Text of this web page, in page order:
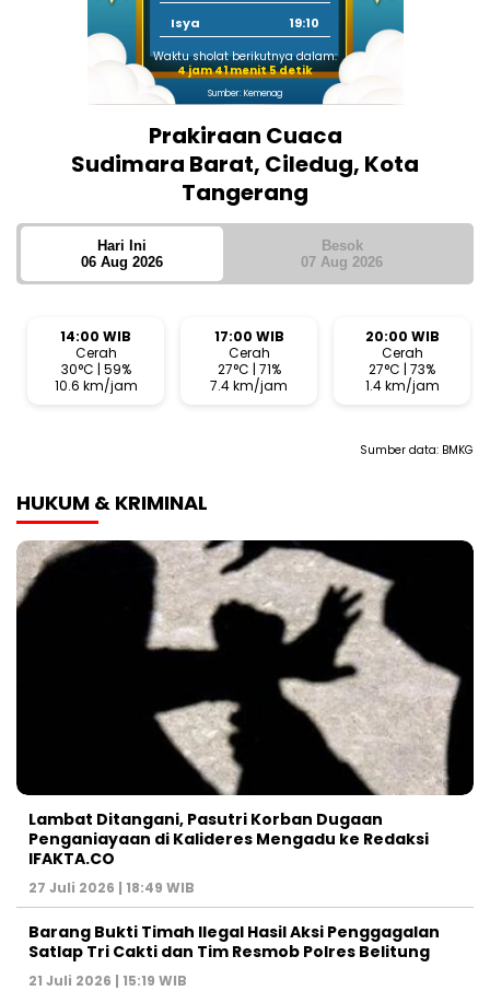
Isya
19:10
Waktu sholat berikutnya dalam:
4 jam 41 menit 4 detik
Sumber: Kemenag
Prakiraan Cuaca
Sudimara Barat, Ciledug, Kota
Tangerang
Hari Ini
06 Aug 2026
Besok
07 Aug 2026
14:00 WIB
Cerah
30°C | 59%
10.6 km/jam
17:00 WIB
Cerah
27°C | 71%
7.4 km/jam
20:00 WIB
Cerah
27°C | 73%
1.4 km/jam
Sumber data: BMKG
HUKUM & KRIMINAL
Lambat Ditangani, Pasutri Korban Dugaan
Penganiayaan di Kalideres Mengadu ke Redaksi
IFAKTA.CO
27 Juli 2026 | 18:49 WIB
Barang Bukti Timah Ilegal Hasil Aksi Penggagalan
Satlap Tri Cakti dan Tim Resmob Polres Belitung
21 Juli 2026 | 15:19 WIB